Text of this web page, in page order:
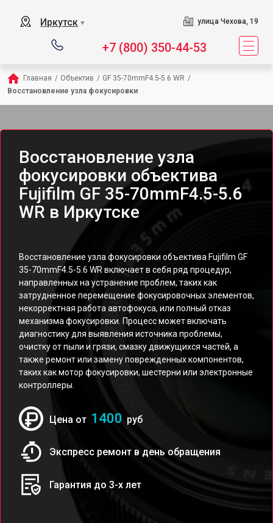
Иркутск ▼ улица Чехова, 19
+7 (800) 350-44-53
Главная / Объектив / GF 35-70mmF4.5-5.6 WR /
Восстановление узла фокусировки
Восстановление узла
фокусировки объектива
Fujifilm GF 35-70mmF4.5-5.6
WR в Иркутске
Восстановление узла фокусировки объектива Fujifilm GF
35-70mmF4.5-5.6 WR включает в себя ряд процедур,
направленных на устранение проблем, таких как
затрудненное перемещение фокусировочных элементов,
некорректная работа автофокуса, или полный отказ
механизма фокусировки. Процесс может включать
диагностику для выявления источника проблемы,
очистку от пыли и грязи, смазку движущихся частей, а
также ремонт или замену поврежденных компонентов,
таких как мотор фокусировки, шестерни или электронные
контроллеры.
Цена от 1400 руб
Экспресс ремонт в день обращения
Гарантия до 3-х лет